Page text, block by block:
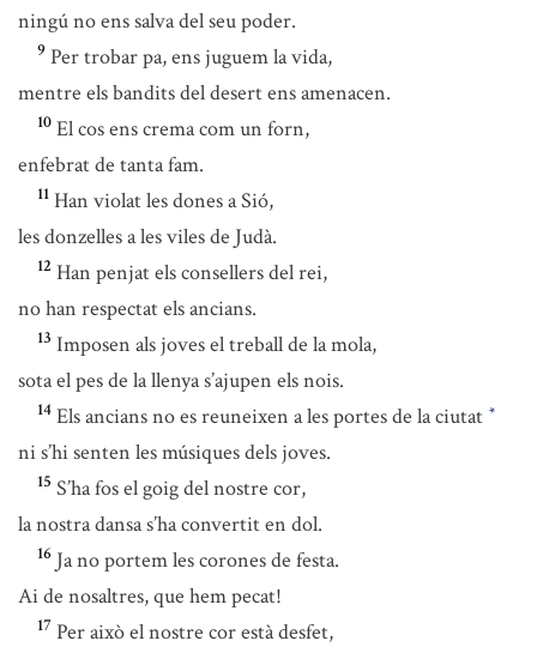
ningú no ens salva del seu poder.
9 Per trobar pa, ens juguem la vida,
mentre els bandits del desert ens amenacen.
10 El cos ens crema com un forn,
enfebrat de tanta fam.
11 Han violat les dones a Sió,
les donzelles a les viles de Judà.
12 Han penjat els consellers del rei,
no han respectat els ancians.
13 Imposen als joves el treball de la mola,
sota el pes de la llenya s’ajupen els nois.
14 Els ancians no es reuneixen a les portes de la ciutat *
ni s’hi senten les músiques dels joves.
15 S’ha fos el goig del nostre cor,
la nostra dansa s’ha convertit en dol.
16 Ja no portem les corones de festa.
Ai de nosaltres, que hem pecat!
17 Per això el nostre cor està desfet,